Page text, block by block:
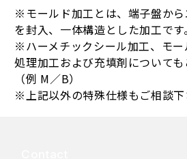
※モールド加工とは、端子盤か
を封入、一体構造とした加工です。
※ハーメチックシール加工、モ
処理加工および充填剤についても
（例 M／B）
※上記以外の特殊仕様もご相談下